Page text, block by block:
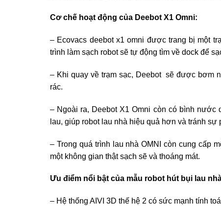
Cơ chế hoạt động của Deebot X1 Omni:
– Ecovacs deebot x1 omni được trang bị một
trình làm sạch robot sẽ tự động tìm về dock để
– Khi quay về trạm sạc, Deebot sẽ được bơm
rác.
– Ngoài ra, Deebot X1 Omni còn có bình
lau, giúp robot lau nhà hiệu quả hơn và tránh
– Trong quá trình lau nhà OMNI còn cung cấp
một không gian thật sạch sẽ và thoáng mát.
Ưu điểm nổi bật của mẫu robot hút bụi lau
– Hệ thống AIVI 3D thế hệ 2 có sức mạnh tính